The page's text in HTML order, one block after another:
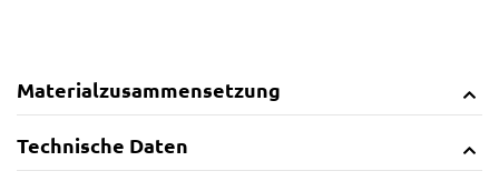
Materialzusammensetzung
Technische Daten